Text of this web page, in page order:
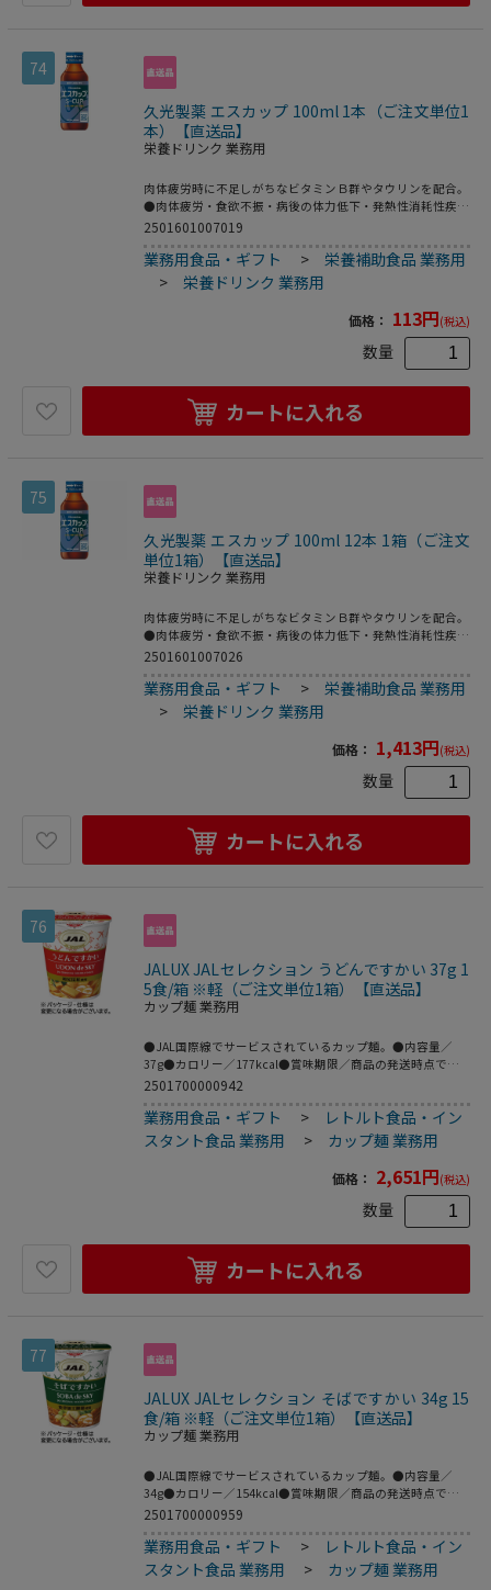
74
久光製薬 エスカップ 100ml 1本（ご注文単位1
本）【直送品】
栄養ドリンク 業務用
肉体疲労時に不足しがちなビタミンＢ群やタウリンを配合。
●肉体疲労・食欲不振・病後の体力低下・発熱性消耗性疾
患・栄養障害・妊娠授乳期などの場合の栄養補給・滋養強
商品区分：指定医薬部外品メーカー：久光製薬※メーカーの
都合により、パッケージ・仕様等は予告なく変更になる場合
がございます。
2501601007019
業務用食品・ギフト > 栄養補助食品 業務用
> 栄養ドリンク 業務用
価格： 113円(税込)
数量
カートに入れる
75
久光製薬 エスカップ 100ml 12本 1箱（ご注文
単位1箱）【直送品】
栄養ドリンク 業務用
肉体疲労時に不足しがちなビタミンＢ群やタウリンを配合。
●肉体疲労・食欲不振・病後の体力低下・発熱性消耗性疾
患・栄養障害・妊娠授乳期などの場合の栄養補給・滋養強
国：日本商品区分：指定医薬部外品メーカー：久光製薬※メ
ーカーの都合により、パッケージ・仕様等は予告なく変更に
なる場合がございます。
2501601007026
業務用食品・ギフト > 栄養補助食品 業務用
> 栄養ドリンク 業務用
価格： 1,413円(税込)
数量
カートに入れる
76
JALUX JALセレクション うどんですかい 37g 1
5食/箱 ※軽（ご注文単位1箱）【直送品】
カップ麺 業務用
●JAL国際線でサービスされているカップ麺。●内容量／
37g●カロリー／177kcal●賞味期限／商品の発送時点で、
賞味期限まで残り60日以上の商品をお届けします。●うどん
ジデザインおよび仕様が変更になる場合がございます。●利
尻昆布を使用。15食です。●おやつや間食にちょうどいいコ
ンパクトサイズ。
2501700000942
業務用食品・ギフト >
レトルト食品・イン
スタント食品 業務用
> カップ麺 業務用
価格： 2,651円(税込)
数量
カートに入れる
77
JALUX JALセレクション そばですかい 34g 15
食/箱 ※軽（ご注文単位1箱）【直送品】
カップ麺 業務用
●JAL国際線でサービスされているカップ麺。●内容量／
34g●カロリー／154kcal●賞味期限／商品の発送時点で、
賞味期限まで残り60日以上の商品をお届けします。●そばで
デザインおよび仕様が変更になる場合がございます。●焼津
加工鰹節を使用。15食です。●おやつや間食にちょうどいい
コンパクトサイズ。
2501700000959
業務用食品・ギフト >
レトルト食品・イン
スタント食品 業務用
> カップ麺 業務用